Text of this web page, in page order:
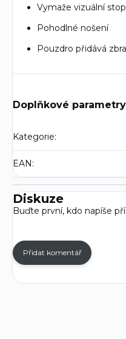
Vymaže vizuální
Pohodlné nošení
Pouzdro přidává
Doplňkové parametry
Kategorie:
EAN :
Diskuze
Buďte první, kdo napíše
Přidat komentář